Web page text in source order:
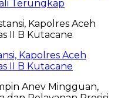
Terungkap
Kapolres Aceh
II B Kutacane